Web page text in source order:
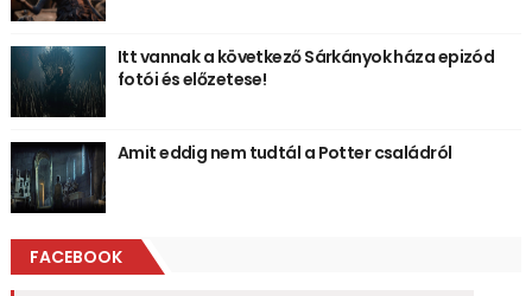
Itt vannak a következő Sárkányok háza epizód
fotói és előzetese!
Amit eddig nem tudtál a Potter családról
FACEBOOK